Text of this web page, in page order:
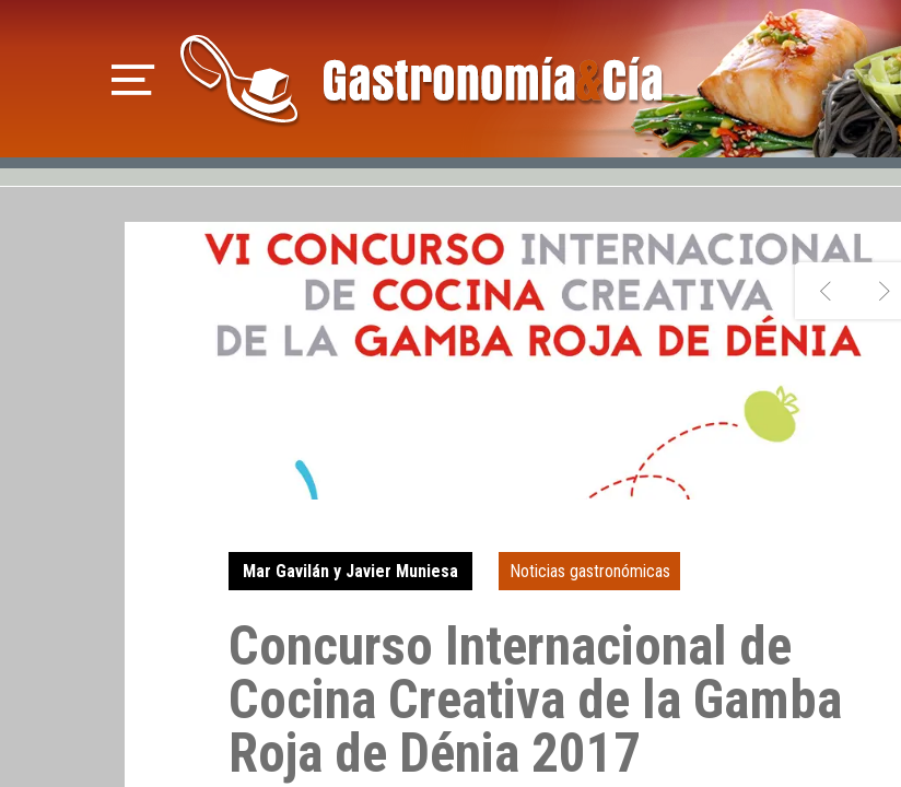
Mar Gavilán y Javier Muniesa Noticias gastronómicas
Concurso Internacional de
Cocina Creativa de la Gamba
Roja de Dénia 2017